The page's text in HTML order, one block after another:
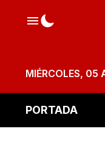
MIÉRCOLES, 05
PORTADA